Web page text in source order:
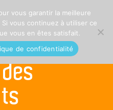
vous garantir la meilleure
vous continuez à utiliser ce
vous en êtes satisfait.
de confidentialité